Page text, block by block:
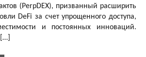
(PerpDEX), призванный расширить
DeFi за счет упрощенного доступа,
и постоянных инноваций.